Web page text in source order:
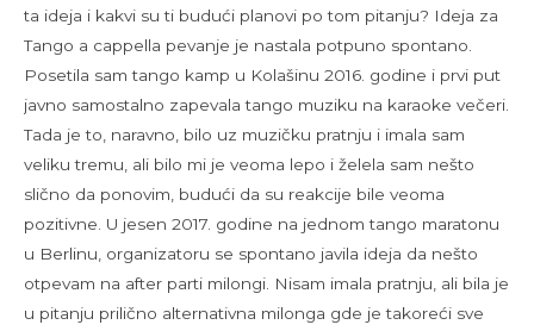
ta ideja i kakvi su ti budući planovi po tom pitanju? Ideja za
Tango a cappella pevanje je nastala potpuno spontano.
Posetila sam tango kamp u Kolašinu 2016. godine i prvi put
javno samostalno zapevala tango muziku na karaoke večeri.
Tada je to, naravno, bilo uz muzičku pratnju i imala sam
veliku tremu, ali bilo mi je veoma lepo i želela sam nešto
slično da ponovim, budući da su reakcije bile veoma
pozitivne. U jesen 2017. godine na jednom tango maratonu
u Berlinu, organizatoru se spontano javila ideja da nešto
otpevam na after parti milongi. Nisam imala pratnju, ali bila je
u pitanju prilično alternativna milonga gde je takoreći sve